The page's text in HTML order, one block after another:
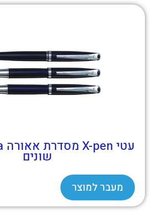
שונים
מעבר למוצר